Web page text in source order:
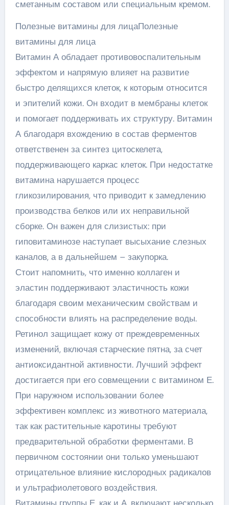
сметанным составом или специальным кремом.
Полезные витамины для лицаПолезные
витамины для лица
Витамин А обладает противовоспалительным
эффектом и напрямую влияет на развитие
быстро делящихся клеток, к которым относится
и эпителий кожи. Он входит в мембраны клеток
и помогает поддерживать их структуру. Витамин
А благодаря вхождению в состав ферментов
ответственен за синтез цитоскелета,
поддерживающего каркас клеток. При недостатке
витамина нарушается процесс
гликозилирования, что приводит к замедлению
производства белков или их неправильной
сборке. Он важен для слизистых: при
гиповитаминозе наступает высыхание слезных
каналов, а в дальнейшем – закупорка.
Стоит напомнить, что именно коллаген и
эластин поддерживают эластичность кожи
благодаря своим механическим свойствам и
способности влиять на распределение воды.
Ретинол защищает кожу от преждевременных
изменений, включая старческие пятна, за счет
антиоксидантной активности. Лучший эффект
достигается при его совмещении с витамином Е.
При наружном использовании более
эффективен комплекс из животного материала,
так как растительные каротины требуют
предварительной обработки ферментами. В
первичном состоянии они только уменьшают
отрицательное влияние кислородных радикалов
и ультрафиолетового воздействия.